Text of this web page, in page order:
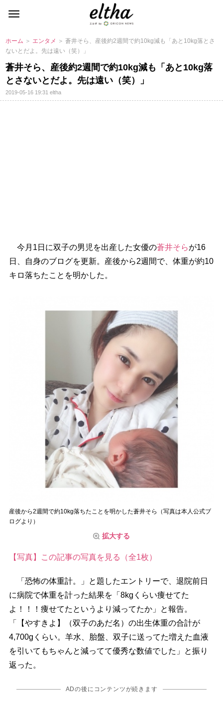
ホーム ＞ エンタメ ＞ 蒼井そら、産後約2週間で約10kg減も「あと10kg落とさ
ないとだよ。先は遠い（笑）」
蒼井そら、産後約2週間で約10kg減も「あと10kg落
とさないとだよ。先は遠い（笑）」
2019-05-16 19:31eltha
今月1日に双子の男児を出産した女優の蒼井そらが16
日、自身のブログを更新。産後から2週間で、体重が約10
キロ落ちたことを明かした。
産後から2週間で約10kg落ちたことを明かした蒼井そら（写真は本人公式ブ
ログより）
拡大する
【写真】この記事の写真を見る（全1枚）
「恐怖の体重計。」と題したエントリーで、退院前日
に病院で体重を計った結果を「8kgくらい痩せてた
よ！！！痩せてたというより減ってたか」と報告。
「【やすきよ】（双子のあだ名）の出生体重の合計が
4,700gくらい。羊水、胎盤、双子に送ってた増えた血液
を引いてもちゃんと減ってて優秀な数値でした」と振り
返った。
ADの後にコンテンツが続きます